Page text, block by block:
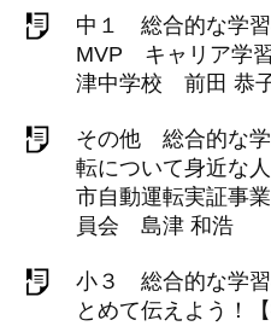
中１ 総合的な学
MVP キャリア学
津中学校 前田 恭
その他 総合的な
転について身近な
市自動運転実証事
員会 島津 和浩
小３ 総合的な学
とめて伝えよう！